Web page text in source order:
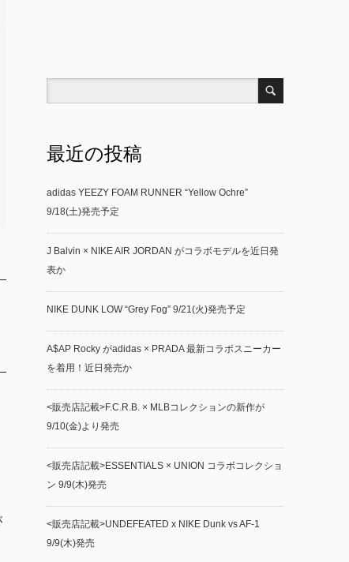
最近の投稿
adidas YEEZY FOAM RUNNER “Yellow Ochre”
9/18(土)発売予定
J Balvin × NIKE AIR JORDAN がコラボモデルを近日発
表か
NIKE DUNK LOW “Grey Fog” 9/21(火)発売予定
A$AP Rocky がadidas × PRADA 最新コラボスニーカー
を着用！近日発売か
<販売店記載>F.C.R.B. × MLBコレクションの新作が
9/10(金)より発売
<販売店記載>ESSENTIALS × UNION コラボコレクショ
ン 9/9(木)発売
<販売店記載>UNDEFEATED x NIKE Dunk vs AF-1
9/9(木)発売